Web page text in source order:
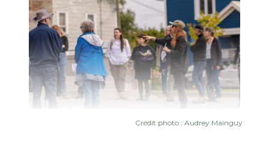
Crédit photo : Audrey Mainguy